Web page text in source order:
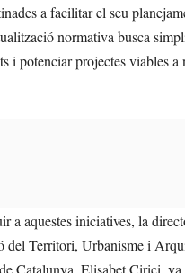
a facilitar el seu
normativa busca
i potenciar projectes viables
a aquestes iniciatives, la
del Territori, Urbanisme i
Catalunya, Elisabet Cirici, va